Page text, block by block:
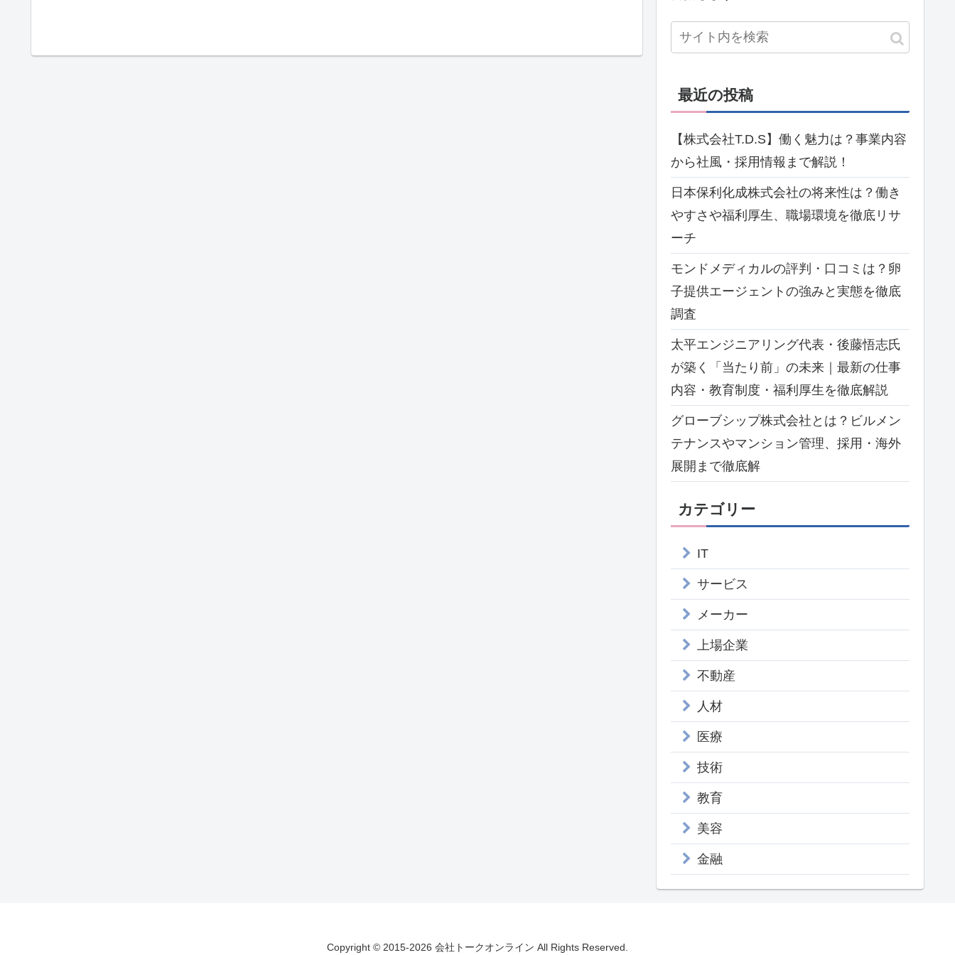
最近の投稿
【株式会社T.D.S】働く魅力は？事業内容
から社風・採用情報まで解説！
日本保利化成株式会社の将来性は？働き
やすさや福利厚生、職場環境を徹底リサ
ーチ
モンドメディカルの評判・口コミは？卵
子提供エージェントの強みと実態を徹底
調査
太平エンジニアリング代表・後藤悟志氏
が築く「当たり前」の未来｜最新の仕事
内容・教育制度・福利厚生を徹底解説
グローブシップ株式会社とは？ビルメン
テナンスやマンション管理、採用・海外
展開まで徹底解
カテゴリー
IT
サービス
メーカー
上場企業
不動産
人材
医療
技術
教育
美容
金融
Copyright © 2015-2026 会社トークオンライン All Rights Reserved.